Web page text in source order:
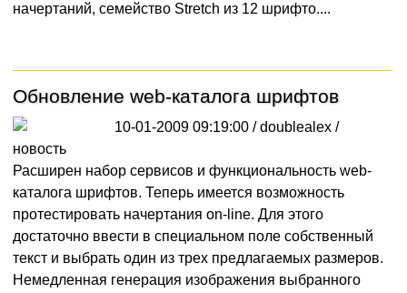
начертаний, семейство Stretch из 12 шрифто....
Обновление web-каталога шрифтов
10-01-2009 09:19:00 / doublealex /
новость
Расширен набор сервисов и функциональность web-
каталога шрифтов. Теперь имеется возможность
протестировать начертания on-line. Для этого
достаточно ввести в специальном поле собственный
текст и выбрать один из трех предлагаемых размеров.
Немедленная генерация изображения выбранного